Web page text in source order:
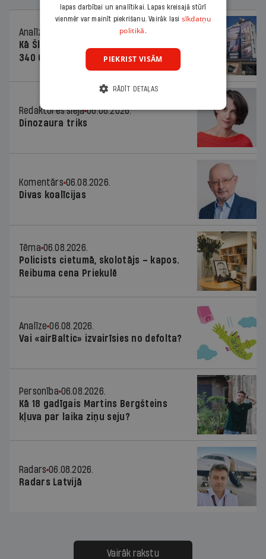
Analīze
Kā Šlesera partija palika nesodīta par
340 000 vērtu reklāmas kampaņu
Redaktores sleja 06.08.2026.
Dinozaura triks
Komentārs 06.08.2026.
Divas koalīcijas
Tēma 06.08.2026.
Policists cietumā, skolotājs – kapos.
Reibuma cena Priekulē
Analīze 06.08.2026.
Vai «airBaltic» izvairīsies no defolta?
Personība 06.08.2026.
Kā 18 gadīgais Martins Bergšteins
kļuva par laika ziņu seju?
Radars 06.08.2026.
Radars Latvijā
Vairāk rakstu
lapas darbībai un analītikai. Lapas kreisajā stūrī
vienmēr var mainīt piekrišanu. Vairāk lasi sīkdatņu
politikā.
PIEKRIST VISĀM
RĀDĪT DETAĻAS